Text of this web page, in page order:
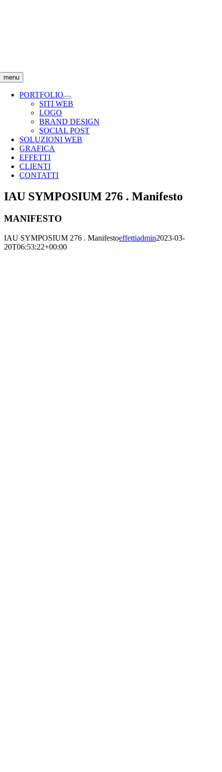
menu
PORTFOLIO
SITI WEB
LOGO
BRAND DESIGN
SOCIAL POST
SOLUZIONI WEB
GRAFICA
EFFETTI
CLIENTI
CONTATTI
IAU SYMPOSIUM 276 . Manifesto
MANIFESTO
IAU SYMPOSIUM 276 . Manifestoeffettiadmin2023-03-
20T06:53:22+00:00